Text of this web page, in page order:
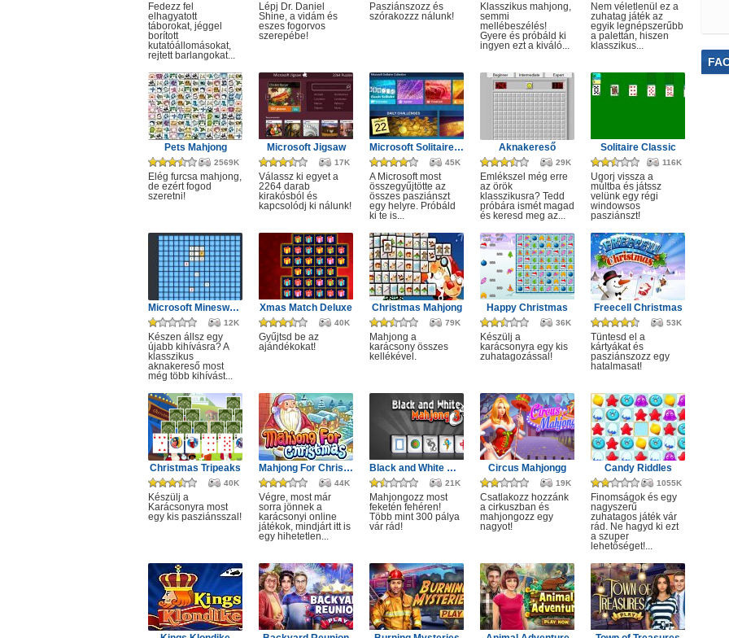
Fedezz fel
elhagyatott
táborokat, jéggel
borított
kutatóállomásokat,
rejtett barlangokat...
Lépj Dr. Daniel
Shine, a vidám és
eszes fogorvos
szerepébe!
Pasziánszozz és
szórakozzz nálunk!
Klasszikus mahjong,
semmi
mellébeszélés!
Gyere és próbáld ki
ingyen ezt a kiváló...
Nem véletlenül ez a
zuhatag játék az
egyik legnépszerűbb
a palettán, hiszen
klasszikus...
Pets Mahjong
2569K
Elég furcsa mahjong,
de ezért fogod
szeretni!
Microsoft Jigsaw
17K
Válassz ki egyet a
2264 darab
kirakósból és
kapcsolódj ki nálunk!
Microsoft Solitaire Collection
45K
A Microsoft most
összegyűjtötte az
összes pasziánszt
egy helyre. Próbáld
ki te is...
Aknakereső
29K
Emlékszel még erre
az örök
klasszikusra? Tedd
próbára ismét magad
és keresd meg az...
Solitaire Classic
116K
Ugorj vissza a
múltba és játssz
velünk egy régi
windowsos
pasziánszt!
Microsoft Minesweeper
12K
Készen állsz egy
újabb kihívásra? A
klasszikus
aknakereső most
még több kihívást...
Xmas Match Deluxe
40K
Gyűjtsd be az
ajándékokat!
Christmas Mahjong
79K
Mahjong a
karácsony összes
kellékével.
Happy Christmas
36K
Készülj a
karácsonyra egy kis
zuhatagozással!
Freecell Christmas
53K
Tüntesd el a
kártyákat és
pasziánszozz egy
hatalmasat!
Christmas Tripeaks
40K
Készülj a
Karácsonyra most
egy kis pasziánsszal!
Mahjong For Christmas
44K
Végre, most már
sorra jönnek a
karácsonyi online
játékok, mindjárt itt is
egy hihetetlen...
Black and White Mahjong 3
21K
Mahjongozz most
feketén fehéren!
Több mint 300 pálya
vár rád!
Circus Mahjongg
19K
Csatlakozz hozzánk
a cirkuszban és
mahjongozz egy
nagyot!
Candy Riddles
1055K
Finomságok és egy
nagyszerű
zuhatagos játék vár
rád. Ne hagyd ki ezt
a szuper
lehetőséget!...